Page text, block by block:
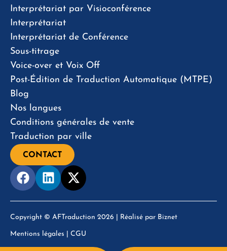
Interprétariat par Visioconférence
Interprétariat
Interprétariat de Conférence
Sous-titrage
Voice-over et Voix Off
Post-Édition de Traduction Automatique (MTPE)
Blog
Nos langues
Conditions générales de vente
Traduction par ville
CONTACT
Copyright © AFTraduction 2026 | Réalisé par Biznet
Mentions légales CGU